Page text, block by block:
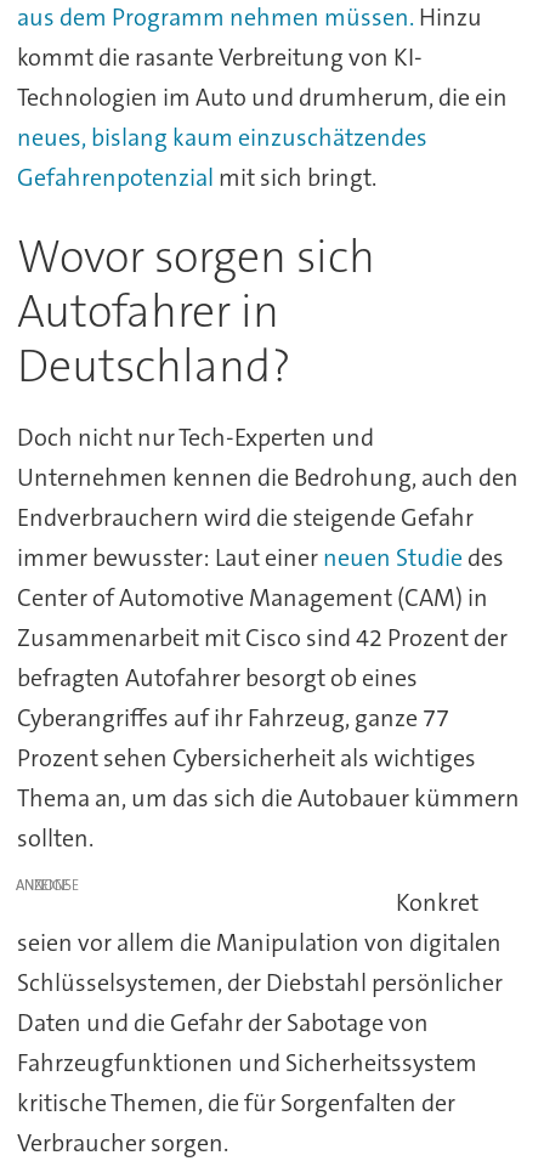
aus dem Programm nehmen müssen. Hinzu
kommt die rasante Verbreitung von KI-
Technologien im Auto und drumherum, die ein
neues, bislang kaum einzuschätzendes
Gefahrenpotenzial mit sich bringt.
Wovor sorgen sich
Autofahrer in
Deutschland?
Doch nicht nur Tech-Experten und
Unternehmen kennen die Bedrohung, auch den
Endverbrauchern wird die steigende Gefahr
immer bewusster: Laut einerneuen Studie des
Center of Automotive Management (CAM) in
Zusammenarbeit mit Cisco sind 42 Prozent der
befragten Autofahrer besorgt ob eines
Cyberangriffes auf ihr Fahrzeug, ganze 77
Prozent sehen Cybersicherheit als wichtiges
Thema an, um das sich die Autobauer kümmern
sollten.
ANZEIGE
Konkret
seien vor allem die Manipulation von digitalen
Schlüsselsystemen, der Diebstahl persönlicher
Daten und die Gefahr der Sabotage von
Fahrzeugfunktionen und Sicherheitssystem
kritische Themen, die für Sorgenfalten der
Verbraucher sorgen.